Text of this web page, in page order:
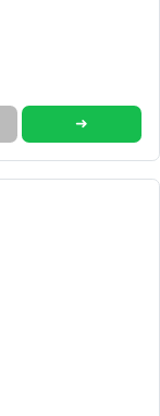
➜